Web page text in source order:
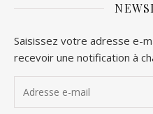
Saisissez votre adresse e-
recevoir une notification à